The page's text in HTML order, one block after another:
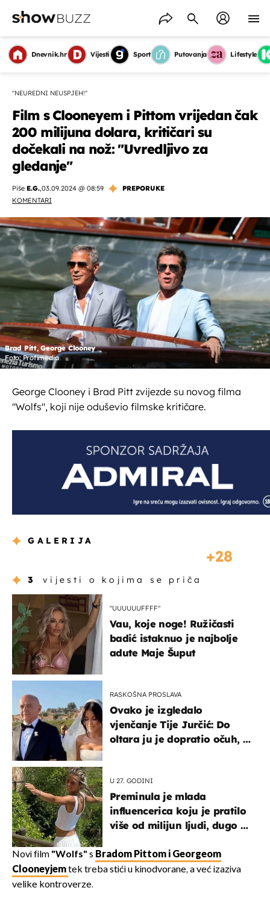
Dnevnik.hr Vijesti Sport Putovanja Lifestyle
''NEUREDNI NEUSPJEH!''
Film s Clooneyem i Pittom vrijedan čak
200 milijuna dolara, kritičari su
dočekali na nož: "Uvredljivo za
gledanje"
Piše E.G.,03.09.2024 @ 08:59
PREPORUKE
KOMENTARI
Brad Pitt, George Clooney
Foto: Profimedia
George Clooney i Brad Pitt zvijezde su novog filma
"Wolfs", koji nije oduševio filmske kritičare.
GALERIJA
28
3 vijesti o kojima se priča
"UUUUUUFFFF"
Vau, koje noge! Ružičasti
badić istaknuo je najbolje
adute Maje Šuput
RASKOŠNA PROSLAVA
Ovako je izgledalo
vjenčanje Tije Jurčić: Do
oltara ju je dopratio očuh, a
U 27. GODINI
Preminula je mlada
influencerica koju je pratilo
više od milijun ljudi, dugo se
Novi film "Wolfs" s Bradom Pittom i Georgeom
Clooneyjemtek treba stići u kinodvorane, a već izaziva
velike kontroverze.
OMOGUĆI OBAVIJESTI